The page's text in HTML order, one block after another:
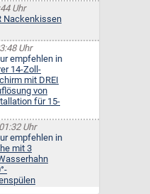
Uhr
Nackenkissen
Uhr
empfehlen in
14-Zoll-
mit DREI
von
für 15-
Uhr
empfehlen in
mit 3